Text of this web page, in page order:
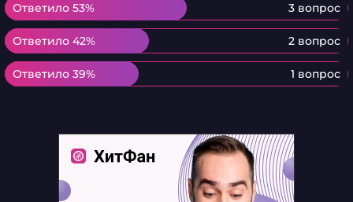
Ответило 53% 3 вопрос
Ответило 53%
Ответило 42% 2 вопрос
Ответило 42%
Ответило 39% 1 вопрос
Ответило 39%